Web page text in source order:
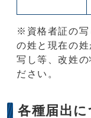
※資格者証の写
の姓と現在の
写し等、改姓
ださい。
各種届出に